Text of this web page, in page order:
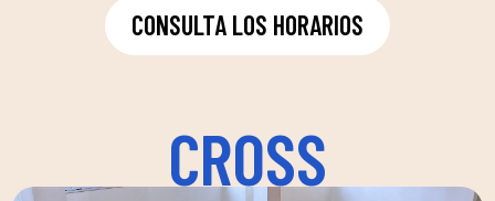
CONSULTA LOS HORARIOS
CROSS